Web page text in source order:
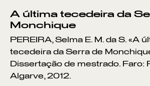
VER POR:
MUSEU ARTESÃO OFICINA
A última tecedeira da
Monchique
PEREIRA, Selma E. M. da S. «A
tecedeira da Serra de
Dissertação de mestrado. Faro:
Algarve, 2012.